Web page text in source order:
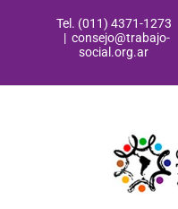
Tel. (011) 4371-1273
| consejo@trabajo-
social.org.ar